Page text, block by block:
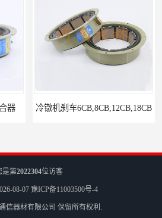
Airflex同等6CB200离合器
是第2022304位访客
08-07 豫ICP备11003500号-4
信器材有限公司 保留所有权利.